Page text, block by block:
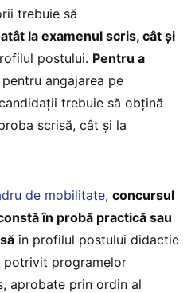
trebuie să
atât la examenul scris, cât și
postului. Pentru a
angajarea pe
trebuie să obțină
scrisă, cât și la
de mobilitate, concursul
în probă practică sau
în profilul postului didactic
potrivit programelor
aprobate prin ordin al